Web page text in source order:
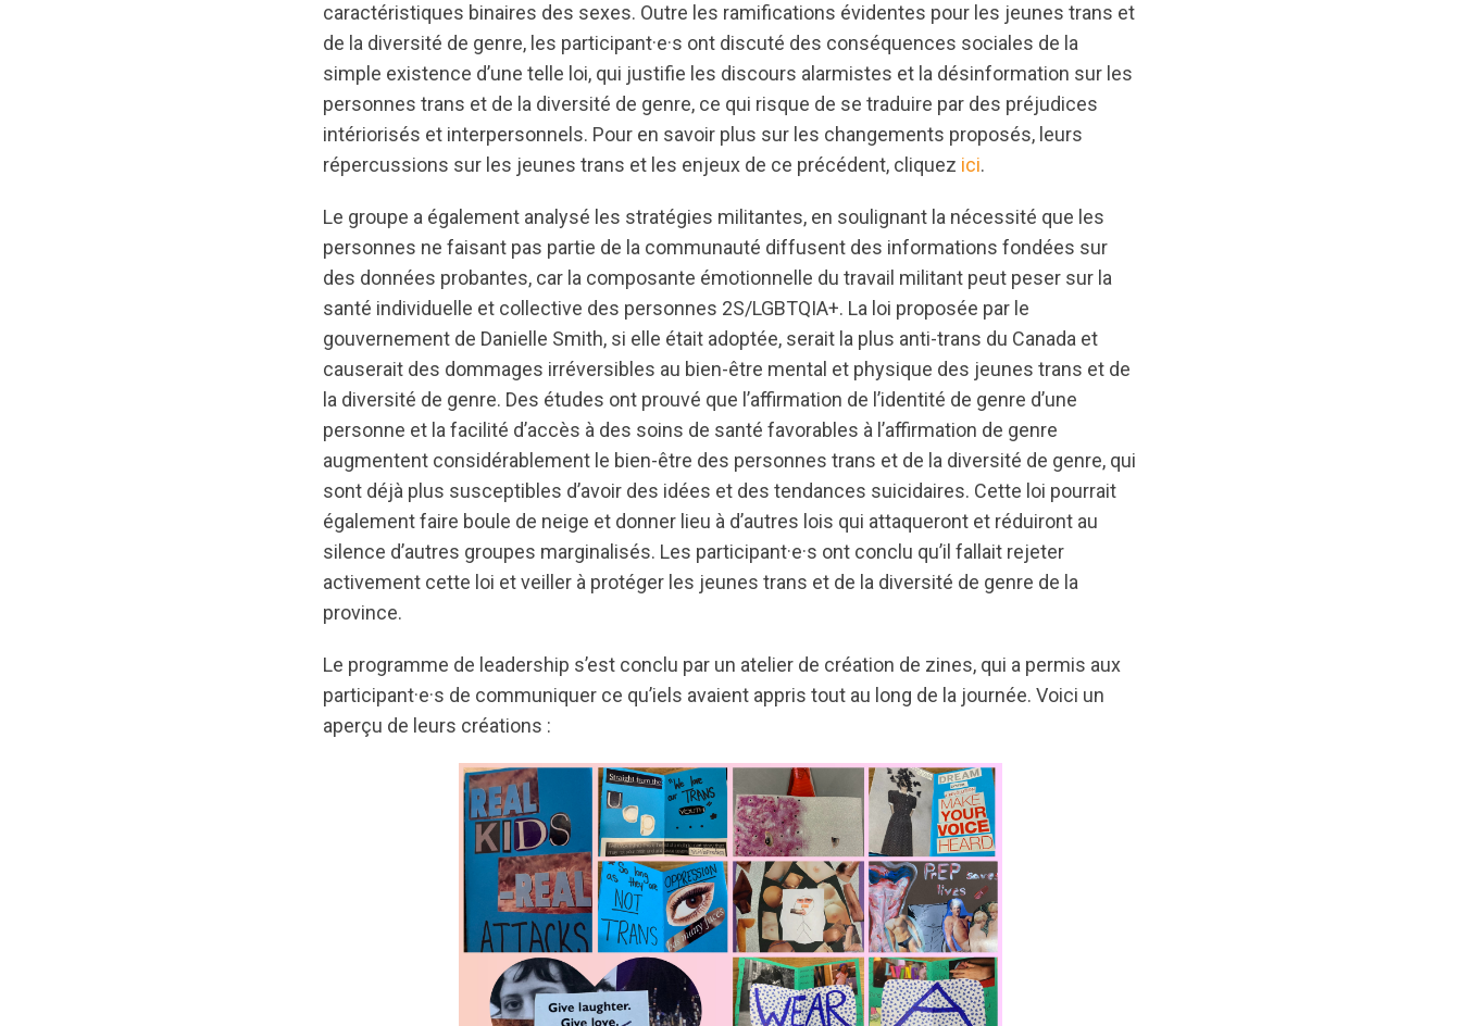
caractéristiques binaires des sexes. Outre les ramifications évidentes pour les jeunes trans et
de la diversité de genre, les participant·e·s ont discuté des conséquences sociales de la
simple existence d’une telle loi, qui justifie les discours alarmistes et la désinformation sur les
personnes trans et de la diversité de genre, ce qui risque de se traduire par des préjudices
intériorisés et interpersonnels. Pour en savoir plus sur les changements proposés, leurs
répercussions sur les jeunes trans et les enjeux de ce précédent, cliquez ici.
Le groupe a également analysé les stratégies militantes, en soulignant la nécessité que les
personnes ne faisant pas partie de la communauté diffusent des informations fondées sur
des données probantes, car la composante émotionnelle du travail militant peut peser sur la
santé individuelle et collective des personnes 2S/LGBTQIA+. La loi proposée par le
gouvernement de Danielle Smith, si elle était adoptée, serait la plus anti-trans du Canada et
causerait des dommages irréversibles au bien-être mental et physique des jeunes trans et de
la diversité de genre. Des études ont prouvé que l’affirmation de l’identité de genre d’une
personne et la facilité d’accès à des soins de santé favorables à l’affirmation de genre
augmentent considérablement le bien-être des personnes trans et de la diversité de genre, qui
sont déjà plus susceptibles d’avoir des idées et des tendances suicidaires. Cette loi pourrait
également faire boule de neige et donner lieu à d’autres lois qui attaqueront et réduiront au
silence d’autres groupes marginalisés. Les participant·e·s ont conclu qu’il fallait rejeter
activement cette loi et veiller à protéger les jeunes trans et de la diversité de genre de la
province.
Le programme de leadership s’est conclu par un atelier de création de zines, qui a permis aux
participant·e·s de communiquer ce qu’iels avaient appris tout au long de la journée. Voici un
aperçu de leurs créations :